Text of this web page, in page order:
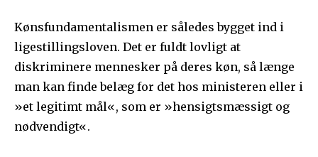
Kønsfundamentalismen er således bygget ind i
ligestillingsloven. Det er fuldt lovligt at
diskriminere mennesker på deres køn, så længe
man kan finde belæg for det hos ministeren eller i
»et legitimt mål«, som er »hensigtsmæssigt og
nødvendigt«.